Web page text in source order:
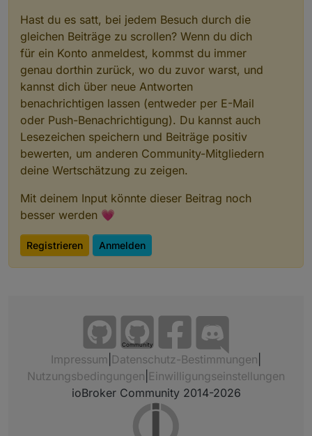
Hast du es satt, bei jedem Besuch durch die
gleichen Beiträge zu scrollen? Wenn du dich
für ein Konto anmeldest, kommst du immer
genau dorthin zurück, wo du zuvor warst, und
kannst dich über neue Antworten
benachrichtigen lassen (entweder per E-Mail
oder Push-Benachrichtigung). Du kannst auch
Lesezeichen speichern und Beiträge positiv
bewerten, um anderen Community-Mitgliedern
deine Wertschätzung zu zeigen.
Mit deinem Input könnte dieser Beitrag noch
besser werden 💗
Registrieren Anmelden
Community
Impressum Datenschutz-Bestimmungen
Nutzungsbedingungen Einwilligungseinstellungen
ioBroker Community 2014-2026